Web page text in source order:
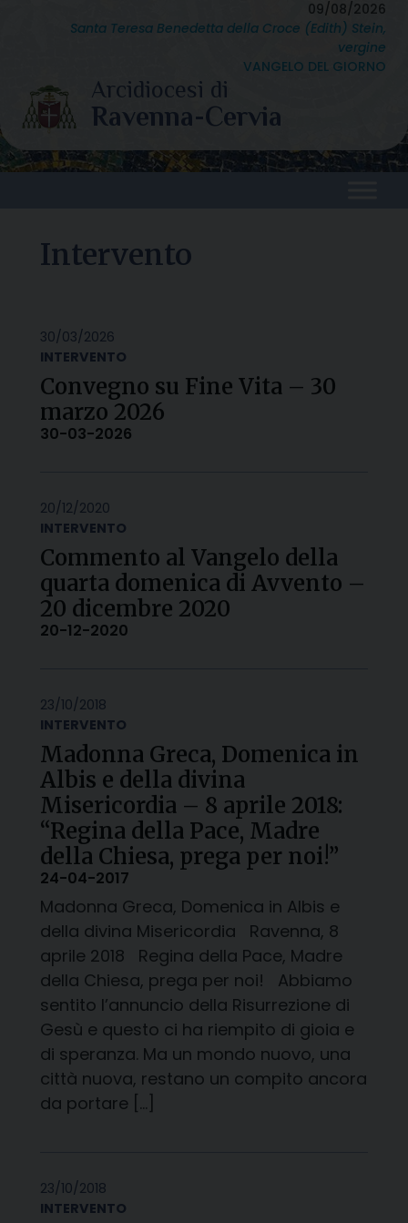
09/08/2026
Santa Teresa Benedetta della Croce (Edith) Stein,
vergine
VANGELO DEL GIORNO
Intervento
30/03/2026
INTERVENTO
Convegno su Fine Vita – 30
marzo 2026
30-03-2026
20/12/2020
INTERVENTO
Commento al Vangelo della
quarta domenica di Avvento –
20 dicembre 2020
20-12-2020
23/10/2018
INTERVENTO
Madonna Greca, Domenica in
Albis e della divina
Misericordia – 8 aprile 2018:
“Regina della Pace, Madre
della Chiesa, prega per noi!”
24-04-2017
Madonna Greca, Domenica in Albis e
della divina Misericordia Ravenna, 8
aprile 2018 Regina della Pace, Madre
della Chiesa, prega per noi! Abbiamo
sentito l’annuncio della Risurrezione di
Gesù e questo ci ha riempito di gioia e
di speranza. Ma un mondo nuovo, una
città nuova, restano un compito ancora
da portare […]
23/10/2018
INTERVENTO